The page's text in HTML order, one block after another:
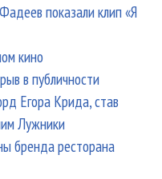
показали клип «Я
кино
в публичности
Егора Крида, став
Лужники
бренда ресторана